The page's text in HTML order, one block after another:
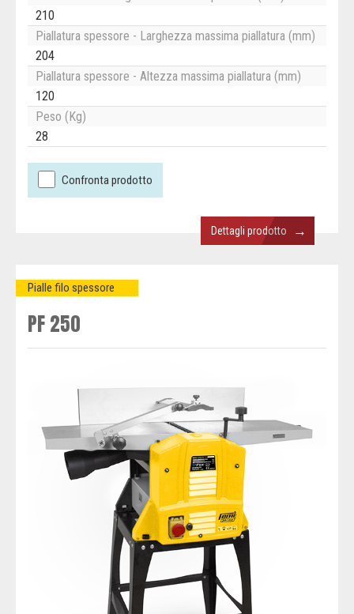
210
Piallatura spessore - Larghezza massima piallatura (mm)
204
Piallatura spessore - Altezza massima piallatura (mm)
120
Peso (Kg)
28
Confronta prodotto
Dettagli prodotto →
Pialle filo spessore
PF 250